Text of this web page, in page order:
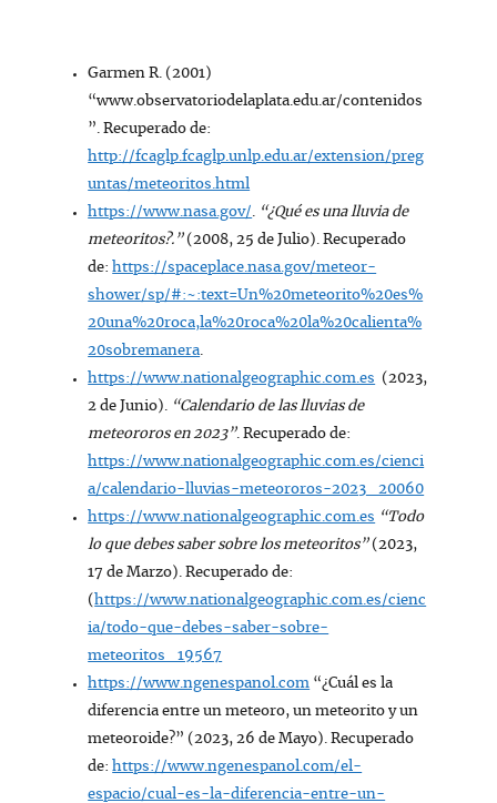
Garmen R. (2001)
“www.observatoriodelaplata.edu.ar/contenidos
”. Recuperado de:
http://fcaglp.fcaglp.unlp.edu.ar/extension/preg
untas/meteoritos.html
https://www.nasa.gov/. “¿Qué es una lluvia de
meteoritos?.” (2008, 25 de Julio). Recuperado
de:https://spaceplace.nasa.gov/meteor-
shower/sp/#:~:text=Un%20meteorito%20es%
20una%20roca,la%20roca%20la%20calienta%
20sobremanera.
https://www.nationalgeographic.com.es (2023,
2 de Junio). “Calendario de las lluvias de
meteororos en 2023”. Recuperado de:
https://www.nationalgeographic.com.es/cienci
a/calendario-lluvias-meteororos-2023_20060
https://www.nationalgeographic.com.es “Todo
lo que debes saber sobre los meteoritos”(2023,
17 de Marzo). Recuperado de:
(https://www.nationalgeographic.com.es/cienc
ia/todo-que-debes-saber-sobre-
meteoritos_19567
https://www.ngenespanol.com “¿Cuál es la
diferencia entre un meteoro, un meteorito y un
meteoroide?” (2023, 26 de Mayo). Recuperado
de:https://www.ngenespanol.com/el-
espacio/cual-es-la-diferencia-entre-un-